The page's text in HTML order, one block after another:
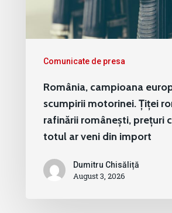
Comunicate de presa
România, campioana
scumpirii motorinei. Țiței
rafinării românești, prețuri
totul ar veni din import
Dumitru Chisăliță
August 3, 2026